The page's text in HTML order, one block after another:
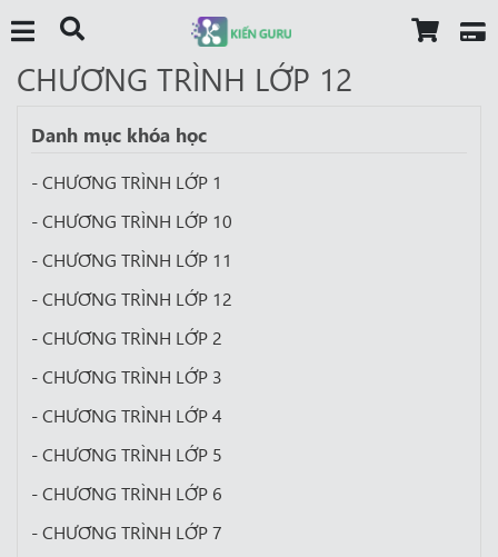
CHƯƠNG TRÌNH LỚP 12
Danh mục khóa học
- CHƯƠNG TRÌNH LỚP 1
- CHƯƠNG TRÌNH LỚP 10
- CHƯƠNG TRÌNH LỚP 11
- CHƯƠNG TRÌNH LỚP 12
- CHƯƠNG TRÌNH LỚP 2
- CHƯƠNG TRÌNH LỚP 3
- CHƯƠNG TRÌNH LỚP 4
- CHƯƠNG TRÌNH LỚP 5
- CHƯƠNG TRÌNH LỚP 6
- CHƯƠNG TRÌNH LỚP 7